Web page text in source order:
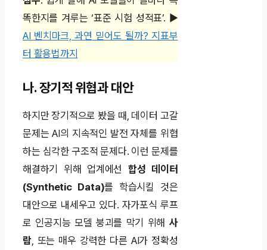
똑한지를 겨루는 ‘표준 시험 성적표’. ▶
AI 벤치마크, 과연 믿어도 될까? 지표부
터 활용법까지
나. 장기적 위협과 대안
하지만 장기적으로 봤을 때, 데이터 고갈
문제는 AI의 지속적인 발전 자체를 위협
하는 심각한 구조적 문제다. 이런 문제를
해결하기 위해 업계에선 합성 데이터
(Synthetic Data)를 학습시킬 것은
대안으로 내세우고 있다. 자가포식 루프
로 인공지능 모델 붕괴를 막기 위해 사
람, 또는 매우 강력한 다른 AI가 정확성